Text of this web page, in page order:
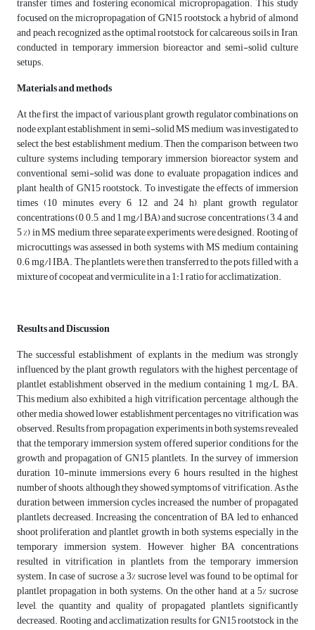
focused on the micropropagation of GN15 rootstock, a hybrid of almond
and peach, recognized as the optimal rootstock for calcareous soils in Iran,
conducted in temporary immersion bioreactor and semi-solid culture
setups.
Materials and methods
At the first, the impact of various plant growth regulator combinations on
node explant establishment in semi-solid MS medium was investigated to
select the best establishment medium. Then the comparison between two
culture systems including temporary immersion bioreactor system and
conventional semi-solid was done to evaluate propagation indices and
plant health of GN15 rootstock. To investigate the effects of immersion
times (10 minutes every 6, 12, and 24 h), plant growth regulator
concentrations (0, 0.5, and 1 mg/l BA) and sucrose concentrations (3, 4, and
5 %) in MS medium, three separate experiments were designed. Rooting of
microcuttings was assessed in both systems with MS medium containing
0.6 mg/l IBA. The plantlets were then transferred to the pots filled with a
mixture of cocopeat and vermiculite in a 1:1 ratio for acclimatization.
Results and Discussion
The successful establishment of explants in the medium was strongly
influenced by the plant growth regulators, with the highest percentage of
plantlet establishment observed in the medium containing 1 mg/L BA.
This medium also exhibited a high vitrification percentage, although the
other media showed lower establishment percentages, no vitrification was
observed. Results from propagation experiments in both systems revealed
that the temporary immersion system offered superior conditions for the
growth and propagation of GN15 plantlets. In the survey of immersion
duration, 10-minute immersions every 6 hours resulted in the highest
number of shoots, although they showed symptoms of vitrification. As the
duration between immersion cycles increased, the number of propagated
plantlets decreased. Increasing the concentration of BA led to enhanced
shoot proliferation and plantlet growth in both systems, especially in the
temporary immersion system. However, higher BA concentrations
resulted in vitrification in plantlets from the temporary immersion
system. In case of sucrose, a 3% sucrose level was found to be optimal for
plantlet propagation in both systems. On the other hand, at a 5% sucrose
level, the quantity and quality of propagated plantlets significantly
decreased. Rooting and acclimatization results for GN15 rootstock in the